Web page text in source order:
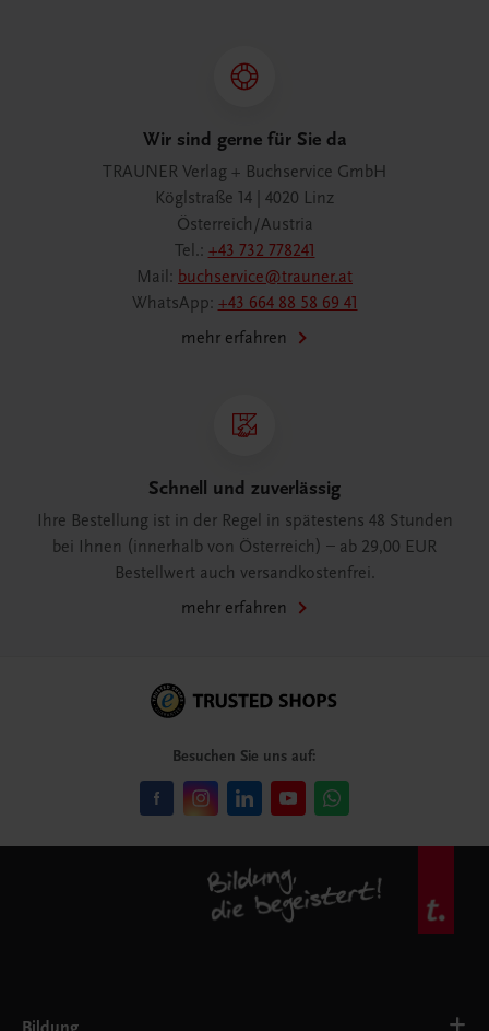
Wir sind gerne für Sie da
TRAUNER Verlag + Buchservice GmbH
Köglstraße 14 | 4020 Linz
Österreich/Austria
Tel.: +43 732 778241
Mail: buchservice@trauner.at
WhatsApp: +43 664 88 58 69 41
mehr erfahren
Schnell und zuverlässig
Ihre Bestellung ist in der Regel in spätestens 48 Stunden
bei Ihnen (innerhalb von Österreich) – ab 29,00 EUR
Bestellwert auch versandkostenfrei.
mehr erfahren
Besuchen Sie uns auf: